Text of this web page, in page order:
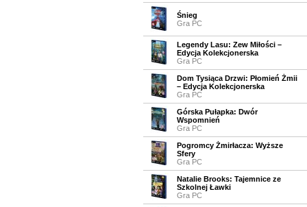
Śnieg
Gra PC
Legendy Lasu: Zew Miłości –
Edycja Kolekcjonerska
Gra PC
Dom Tysiąca Drzwi: Płomień Żmii
– Edycja Kolekcjonerska
Gra PC
Górska Pułapka: Dwór
Wspomnień
Gra PC
Pogromcy Żmirłacza: Wyższe
Sfery
Gra PC
Natalie Brooks: Tajemnice ze
Szkolnej Ławki
Gra PC